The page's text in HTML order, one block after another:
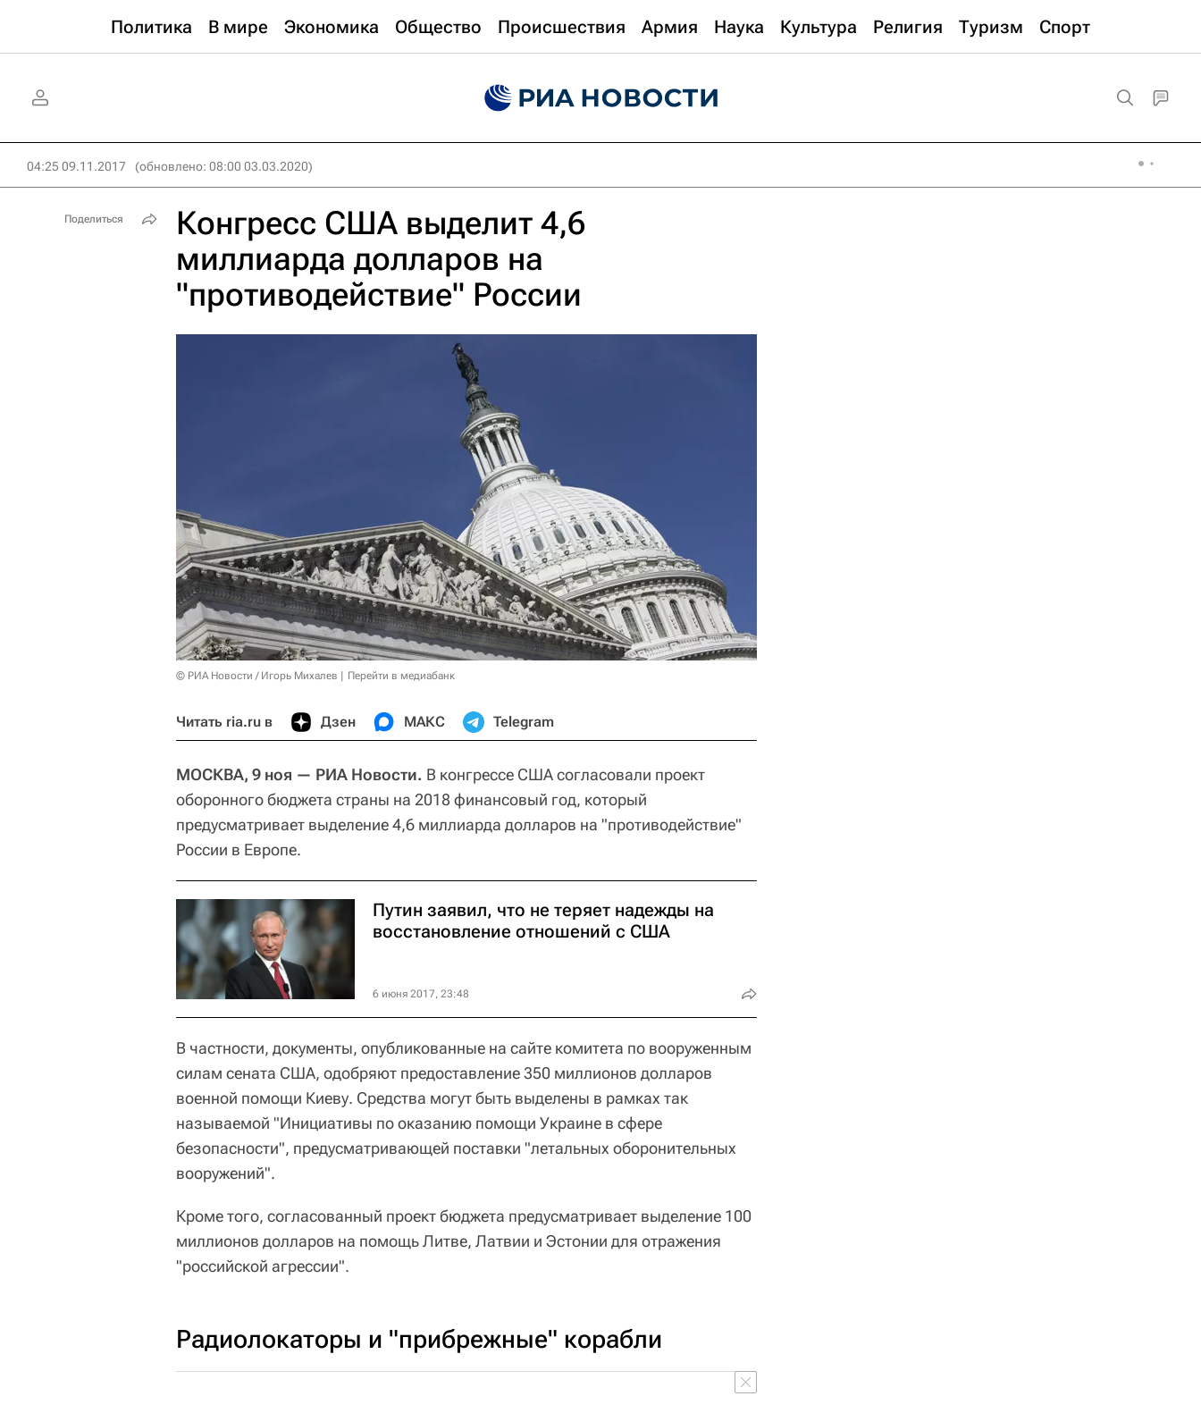
Политика В мире Экономика Общество Происшествия Армия Наука Культура Религия Туризм Спорт
04:25 09.11.2017 (обновлено: 08:00 03.03.2020)
Конгресс США выделит 4,6
миллиарда долларов на
"противодействие" России
© РИА Новости / Игорь Михалев Перейти в медиабанк
Читать ria.ru в Дзен МАКС Telegram
МОСКВА, 9 ноя — РИА Новости. В конгрессе США согласовали проект
оборонного бюджета страны на 2018 финансовый год, который
предусматривает выделение 4,6 миллиарда долларов на "противодействие"
России в Европе.
Путин заявил, что не теряет надежды на
восстановление отношений с США
6 июня 2017, 23:48
В частности, документы, опубликованные на сайте комитета по вооруженным
силам сената США, одобряют предоставление 350 миллионов долларов
военной помощи Киеву. Средства могут быть выделены в рамках так
называемой "Инициативы по оказанию помощи Украине в сфере
безопасности", предусматривающей поставки "летальных оборонительных
вооружений".
Кроме того, согласованный проект бюджета предусматривает выделение 100
миллионов долларов на помощь Литве, Латвии и Эстонии для отражения
"российской агрессии".
Радиолокаторы и "прибрежные" корабли
Поделиться